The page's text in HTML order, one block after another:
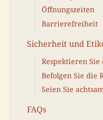
Öffnungszeiten
Barrierefreiheit
Sicherheit und
Respektieren
Befolgen Sie die
Seien Sie
FAQs